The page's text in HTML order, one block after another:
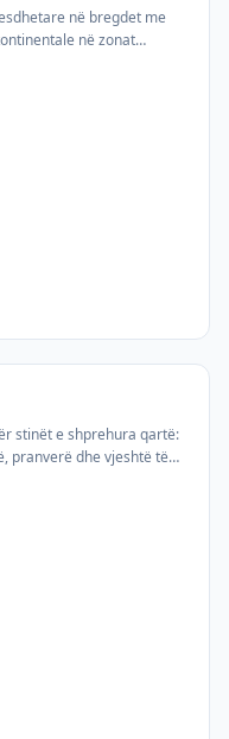
në bregdet me
në zonat
në çdo qytet të
stinët e shprehura qartë:
pranverë dhe vjeshtë të
10-ditor të motit për çdo